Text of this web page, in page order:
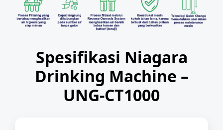
Spesifikasi Niagara
Drinking Machine –
UNG-CT1000